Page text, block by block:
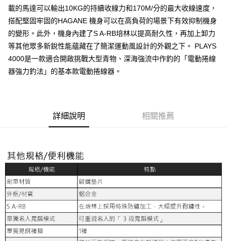
每筆NT$100，滿NT$1,000(含以上)免運費
7-11取貨(快速到店)
每筆NT$100，滿NT$1,000(含以上)免運費
新竹貨運
載的馬達可以輸出10KG的持續收線力和170M/分的最大收線速度，
搭配堅固牢固的HAGANE 機身可以在高負荷的場景下有效抑制機身
的變形。此外，機身內建了S A-RB培林以提高耐久性，再加上卸力
等其他眾多新銳性能蘊藏在了簡潔運動風設計的外觀之下。 PLAYS
4000是一款適合開啟挑戰大型青物、深海強流中作釣的「電動捲線
器強力釣法」的基本款電動捲線器。
詳細說明 相關推薦